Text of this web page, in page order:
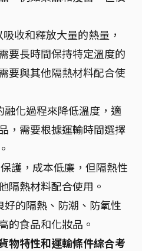
收和釋放大量的熱量，
要長時間保持特定溫度的
要與其他隔熱材料配合使
融化過程來降低溫度，適
，需要根據運輸時間選擇
護，成本低廉，但隔熱性
隔熱材料配合使用。
好的隔熱、防潮、防氧性
的食品和化妝品。
物特性和運輸條件綜合考